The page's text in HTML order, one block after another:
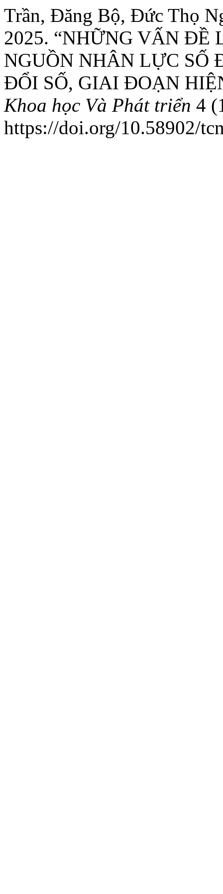
Trần, Đăng Bộ, Đức Thọ
2025. “NHỮNG VẤN ĐỀ
NGUỒN NHÂN LỰC SỐ
ĐỔI SỐ, GIAI ĐOẠN
Khoa học Và Phát triển 4
https://doi.org/10.58902/